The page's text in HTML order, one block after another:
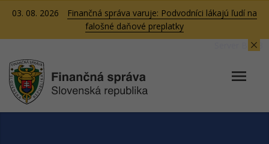
03. 08. 2026
Finančná správa varuje: Podvodníci lákajú ľudí na
falošné daňové preplatky
Server BB03